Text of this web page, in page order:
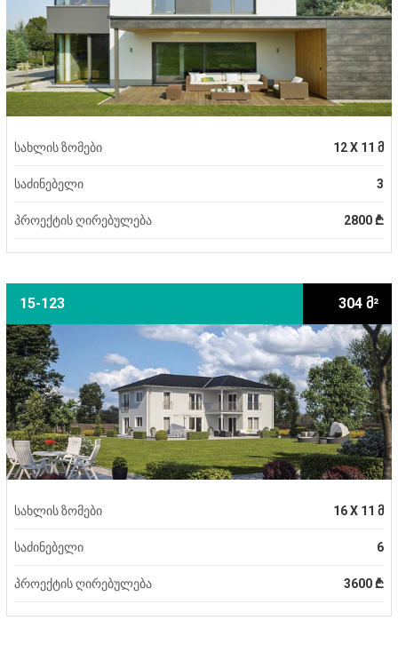
სახლის ზომები 12 X 11 მ
საძინებელი 3
პროექტის ღირებულება 2800 ₾
15-123 304 მ²
სახლის ზომები 16 X 11 მ
საძინებელი 6
პროექტის ღირებულება 3600 ₾